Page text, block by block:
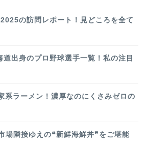
の訪問レポート！見どころを全て
道出身のプロ野球選手一覧！私の注目
系ラーメン！濃厚なのにくさみゼロの
場隣接ゆえの❝新鮮海鮮丼❞をご堪能